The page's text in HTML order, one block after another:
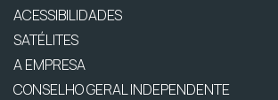
ACESSIBILIDADES
SATÉLITES
A EMPRESA
CONSELHO GERAL INDEPENDENTE